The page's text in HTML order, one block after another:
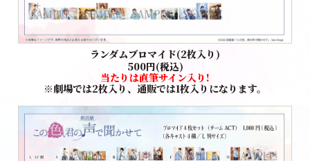
ランダムブロマイド(2枚入り)
500円(税込)
当たりは直筆サイン入り!
※劇場では2枚入り、通販では1枚入りになります。